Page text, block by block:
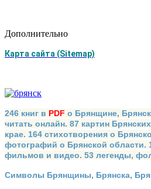
Дополнительно
Карта сайта (Sitemap)
246 книг в PDF о Брянщине,
читать онлайн. 87 картин
крае. 164 стихотворения о
фотографий о Брянской области.
фильмов и видео. 53 легенды,
Символы Брянщины, Брянска,